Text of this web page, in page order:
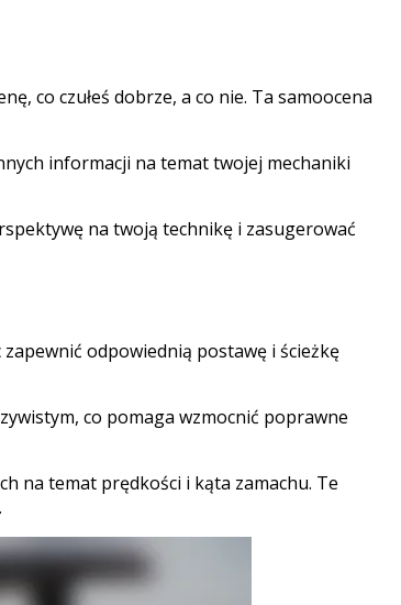
co czułeś dobrze, a co nie. Ta samoocena
informacji na temat twojej mechaniki
na twoją technikę i zasugerować
odpowiednią postawę i ścieżkę
co pomaga wzmocnić poprawne
na temat prędkości i kąta zamachu. Te